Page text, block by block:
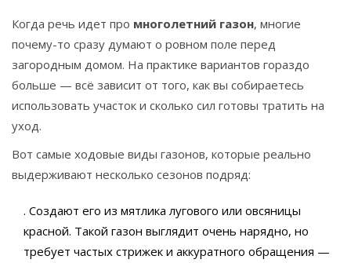
Когда речь идет про многолетний газон, многие
почему-то сразу думают о ровном поле перед
загородным домом. На практике вариантов гораздо
больше — всё зависит от того, как вы собираетесь
использовать участок и сколько сил готовы тратить на
уход.
Вот самые ходовые виды газонов, которые реально
выдерживают несколько сезонов подряд:
. Создают его из мятлика лугового или овсяницы
красной. Такой газон выглядит очень нарядно, но
требует частых стрижек и аккуратного обращения —